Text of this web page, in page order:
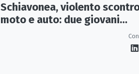
Schiavonea, violento
moto e auto: due giovani